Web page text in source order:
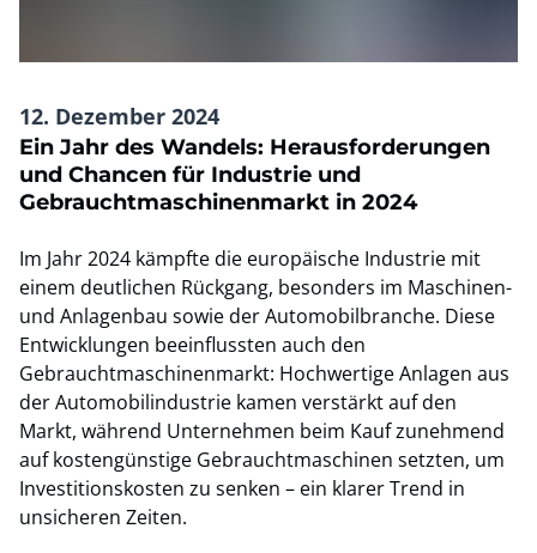
12. Dezember 2024
Ein Jahr des Wandels: Herausforderungen
und Chancen für Industrie und
Gebrauchtmaschinenmarkt in 2024
Im Jahr 2024 kämpfte die europäische Industrie mit
einem deutlichen Rückgang, besonders im Maschinen-
und Anlagenbau sowie der Automobilbranche. Diese
Entwicklungen beeinflussten auch den
Gebrauchtmaschinenmarkt: Hochwertige Anlagen aus
der Automobilindustrie kamen verstärkt auf den
Markt, während Unternehmen beim Kauf zunehmend
auf kostengünstige Gebrauchtmaschinen setzten, um
Investitionskosten zu senken – ein klarer Trend in
unsicheren Zeiten.